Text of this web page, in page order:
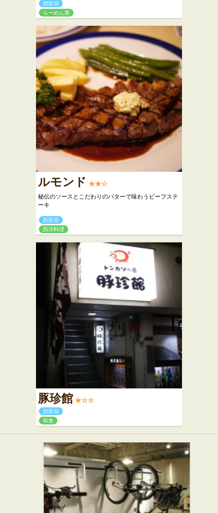
西新宿
らーめん屋
ルモンド ★★☆
秘伝のソースとこだわりのバターで味わうビーフステ
ーキ
西新宿
西洋料理
豚珍館 ★☆☆
西新宿
和食